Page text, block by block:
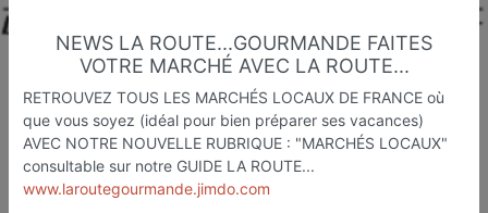
La Route...03
Etapes Touristiqu et Gastronomiq
Moulins
NEWS LA ROUTE...GOURMANDE FAITES
VOTRE MARCHÉ AVEC LA ROUTE...
RETROUVEZ TOUS LES MARCHÉS LOCAUX DE FRANCE où
que vous soyez (idéal pour bien préparer ses vacances)
AVEC NOTRE NOUVELLE RUBRIQUE : "MARCHÉS LOCAUX"
consultable sur notre GUIDE LA ROUTE...
www.laroutegourmande.jimdo.com